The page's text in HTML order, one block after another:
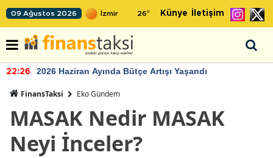
09 Ağustos 2026 26° Künye İletişim
22:26 2026 Haziran Ayında Bütçe Artışı Yaşandı
FinansTaksi Eko Gündem
MASAK Nedir MASAK
Neyi İnceler?